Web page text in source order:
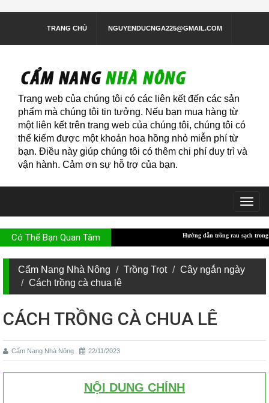
TRANG CHỦ NGUYENDUCNGA225@GMAIL.COM
Trang web của chúng tôi có các liên kết đến các sản
phẩm mà chúng tôi tin tưởng. Nếu bạn mua hàng từ
một liên kết trên trang web của chúng tôi, chúng tôi có
thể kiếm được một khoản hoa hồng nhỏ miễn phí từ
bạn. Điều này giúp chúng tôi có thêm chi phí duy trì và
vận hành. Cảm ơn sự hỗ trợ của bạn.
Có Thể Bạn Quan Tâm Hướng dẫn trồng rau sạch trong thùng xốp
Cẩm Nang Nhà Nông Trồng Trọt
Cây ngắn ngày
Cách trồng cà chua lê
CÁCH TRỒNG CÀ CHUA LÊ
Cẩm Nang Nhà Nông 22/11/2023
NỘI DUNG CHÍNH